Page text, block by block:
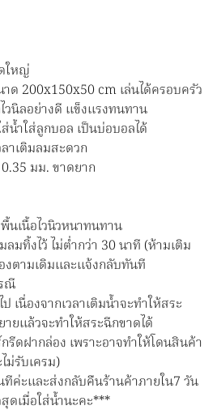
ใหญ่
าด 200x150x50 cm เล่นได้ครอบครัว
วนิลอย่างดี แข็งแรงทนทาน
น้ำใส่ลูกบอล เป็นบ่อบอลได้
าเติมลมสะดวก
มม. ขาดยาก
นเนื้อไวนิวหนาทนทาน
มทิ้งไว้ ไม่ต่ำกว่า 30 นาที (ห้ามเติม
งตามเดิมและแจ้งกลับทันที
ณี
เนื่องจากเวลาเติมน้ำจะทำให้สระ
ยแล้วจะทำให้สระฉีกขาดได้
รีดฝากล่อง เพราะอาจทำให้โดนสินค้า
ม่รับเครม)
ทีค่ะและส่งกลับคืนร้านค้าภายใน7 วัน
ดเมื่อใส่น้ำนะคะ***